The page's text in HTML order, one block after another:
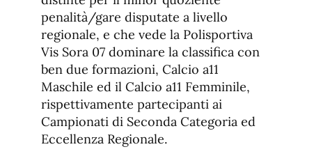
penalità/gare disputate a livello
regionale, e che vede la Polisportiva
Vis Sora 07 dominare la classifica con
ben due formazioni, Calcio a11
Maschile ed il Calcio a11 Femminile,
rispettivamente partecipanti ai
Campionati di Seconda Categoria ed
Eccellenza Regionale.